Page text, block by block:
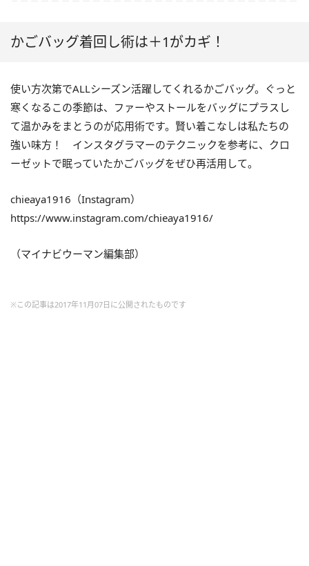
かごバッグ着回し術は＋1がカギ！
使い方次第でALLシーズン活躍してくれるかごバッグ。ぐっと
寒くなるこの季節は、ファーやストールをバッグにプラスし
て温かみをまとうのが応用術です。賢い着こなしは私たちの
強い味方！ インスタグラマーのテクニックを参考に、クロ
ーゼットで眠っていたかごバッグをぜひ再活用して。
chieaya1916（Instagram）
https://www.instagram.com/chieaya1916/
（マイナビウーマン編集部）
※この記事は2017年11月07日に公開されたものです